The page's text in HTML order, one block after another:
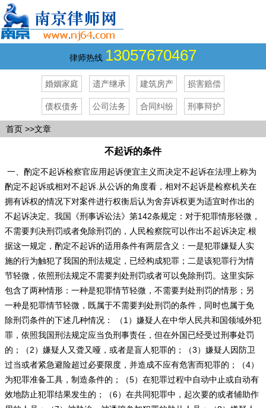
律师热线 13057670467
婚姻家庭 遗产继承 建筑房产 损害赔偿
债权债务 公司法务 合同纠纷 刑事辩护
首页 >>文章
不起诉的条件
一、酌定不起诉检察官应用起诉便宜主义而决定不起诉在法理上称为
酌定不起诉或相对不起诉.从公诉的角度看，相对不起诉是检察机关在
拥有诉权的情况下对案件进行权衡后认为舍弃诉权更为适宜时作出的
不起诉决定。我国《刑事诉讼法》第142条规定：对于犯罪情形轻微，
不需要判决刑罚或者免除刑罚的，人民检察院可以作出不起诉决定.根
据这一规定，酌定不起诉的适用条件有两层含义：一是犯罪嫌疑人实
施的行为触犯了我国的刑法规定，已经构成犯罪；二是该犯罪行为情
节轻微，依照刑法规定不需要判处刑罚或者可以免除刑罚。这里实际
包含了两种情形：一种是犯罪情节轻微，不需要判处刑罚的情形；另
一种是犯罪情节轻微，既属于不需要判处刑罚的条件，同时也属于免
除刑罚条件的下述几种情况： （1）嫌疑人在中华人民共和国领域外犯
罪，依照我国刑法规定应当负刑事责任，但在外国已经受过刑事处罚
的；（2）嫌疑人又聋又哑，或者是盲人犯罪的；（3）嫌疑人因防卫
过当或者紧急避险超过必要限度，并造成不应有危害而犯罪的；（4）
为犯罪准备工具，制造条件的；（5）在犯罪过程中自动中止或自动有
效地防止犯罪结果发生的；（6）在共同犯罪中，起次要的或者辅助作